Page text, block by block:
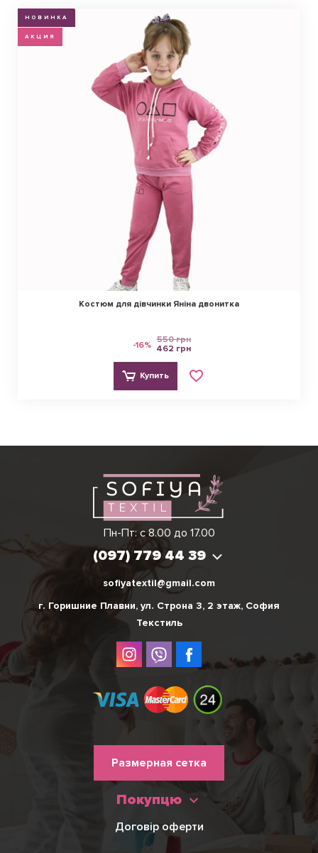
НОВИНКА
АКЦИЯ
Костюм для дівчинки Яніна двонитка
-16% 550 грн
462 грн
Купить
Пн-Пт: с 8.00 до 17.00
(097) 779 44 39
Виктория
(097) 779 44 39
sofiyatextil@gmail.com
г. Горишние Плавни, ул. Строна 3, 2 этаж, София
Текстиль
нижнього
колонтитулу
Размерная сетка
Покупцю
Договір оферти